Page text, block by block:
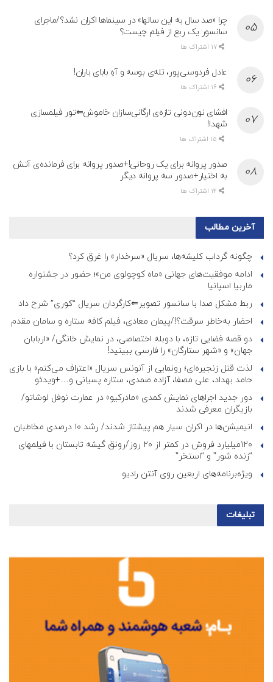
چرا «صد سال به این سالها» در سینماها اکران نشد؟/ماجرای
سانسور یک ربع از فیلم چیست؟
عادل فردوسی‌پور، تله‌ی بوسه و آهِ بابای باران!
افشای نون‌دونی تازه‌ی ارگانی‌سازان خاموش⇐تور فیلمسازی
شهدا!
صدور پروانه برای یک روحانی!+صدور پروانه برای فرمانده‌ی آتش
به اختیار+صدور سه پروانه دیگر
آخرین مطالب
چگونه گرداب کلیشه‌ها، سریال «سرخدار» را غرق کرد؟
ادامه موفقیت‌های جهانی «ماه کوچولوی من»؛ حضور در جشنواره
ماربیا اسپانیا
ربط مشکل صدا با سانسور تصویر⇐کارگردان سریال “کوری” شرح داد
احضار به‌خاطر سرقت؟!/پیمان معادی، فیلم کافه ستاره و سامان مقدم
دو قصه فضایی تازه، با دوبله اختصاصی، در نمایش خانگی/ «اربابان
جهان» و «شهر ستارگان» را فارسی ببینید!
لذت قتل زنجیره‌ای؛ رونمایی از آنونس سریال «اعتراف می‌کنم» با بازی
حامد بهداد، علی مصفا، آزاده صمدی، ستاره پسیانی و…+ویدئو
دور جدید اجراهای نمایش کمدی «مادرکیو» در عمارت نوفل لوشاتو/
بازیگران معرفی شدند
انیمیشن‌ها در اکران سیار هم پیشتاز شدند/ رشد ۱۰ درصدی مخاطبان
۱۲۰میلیارد فروش در کمتر از ۲۰ روز/رونق گیشه تابستان با فیلمهای
“زنده شور” و “استخر”
ویژه‌برنامه‌های اربعین روی آنتن رادیو
تبلیغات